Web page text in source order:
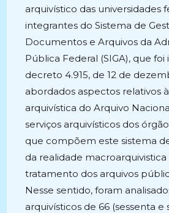
arquivístico das universidades
integrantes do Sistema de
Documentos e Arquivos da
Pública Federal (SIGA), que
decreto 4.915, de 12 de
abordados aspectos relativos
arquivística do Arquivo
serviços arquivísticos dos
que compõem este sistema
da realidade
tratamento dos arquivos
Nesse sentido, foram
arquivísticos de 66 (sessenta e